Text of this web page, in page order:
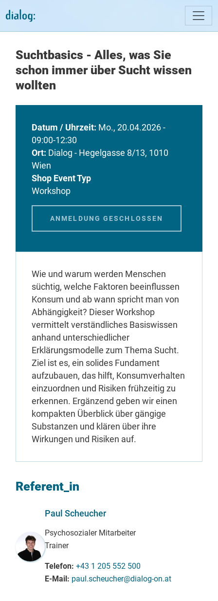
Suchtbasics - Alles, was Sie
schon immer über Sucht wissen
wollten
Datum / Uhrzeit Mo., 20.04.2026 -
09:00-12:30
Ort Dialog - Hegelgasse 8/13, 1010
Wien
Shop Event Typ
Workshop
ANMELDUNG GESCHLOSSEN
Wie und warum werden Menschen
süchtig, welche Faktoren beeinflussen
Konsum und ab wann spricht man von
Abhängigkeit? Dieser Workshop
vermittelt verständliches Basiswissen
anhand unterschiedlicher
Erklärungsmodelle zum Thema Sucht.
Ziel ist es, ein solides Fundament
aufzubauen, das hilft, Konsumverhalten
einzuordnen und Risiken frühzeitig zu
erkennen. Ergänzend geben wir einen
kompakten Überblick über gängige
Substanzen und klären über ihre
Wirkungen und Risiken auf.
Referent_in
Paul Scheucher
Psychosozialer Mitarbeiter
Trainer
Telefon +43 1 205 552 500
E-Mail paul.scheucher@dialog-on.at